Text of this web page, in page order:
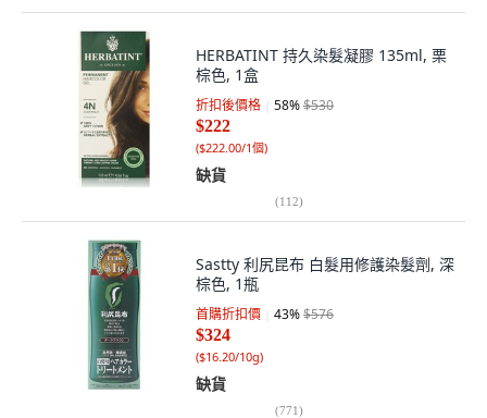
HERBATINT 持久染髮凝膠 135ml, 栗
棕色, 1盒
折扣後價格 58%$530
$222
($222.00/1個)
缺貨
(112)
Sastty 利尻昆布 白髮用修護染髮劑, 深
棕色, 1瓶
首購折扣價 43%$576
$324
($16.20/10g)
缺貨
(771)